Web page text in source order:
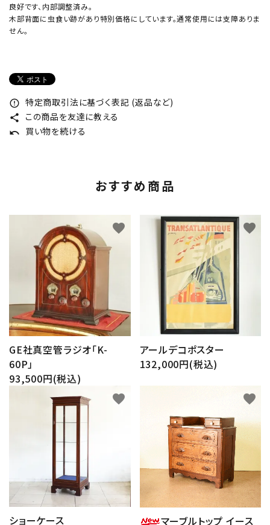
良好です、内部調整済み。
木部背面に虫食い跡があり特別価格にしています。通常使用には支障ありま
せん。
error_outline 特定商取引法に基づく表記 (返品など)
share この商品を友達に教える
undo 買い物を続ける
おすすめ商品
GE社真空管ラジオ「K-
60P」
93,500円(税込)
favorite
アールデコポスター
132,000円(税込)
favorite
ショーケース
favorite
マーブルトップ イース
favorite